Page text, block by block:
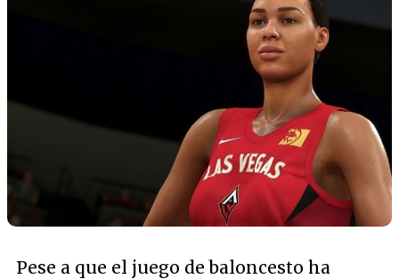
Pese a que el juego de baloncesto ha